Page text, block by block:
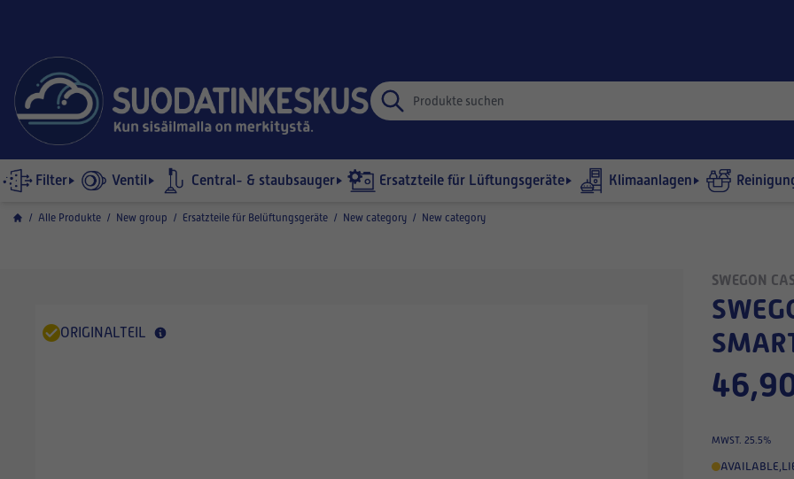
Filter Ventil Central- & staubsauger Ersatzteile für Lüftungsgeräte Klimaanlagen
/ Alle Produkte / New group / Ersatzteile für Belüftungsgeräte / New category / New category
ORIGINALTEIL
SWEGON
SWEGON HARJALISTAPAKETTI R5
MWST. 25.5%
AVAILABLE,